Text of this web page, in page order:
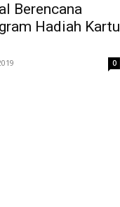
Berencana
Hadiah Kartu
0